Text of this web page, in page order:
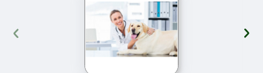
‹ ›